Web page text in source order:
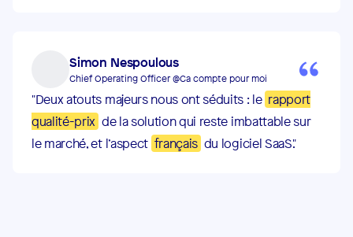
Simon Nespoulous
Chief Operating Officer @Ca compte pour moi
"Deux atouts majeurs nous ont séduits : le rapport
qualité-prix de la solution qui reste imbattable sur
le marché, et l’aspect français du logiciel SaaS."